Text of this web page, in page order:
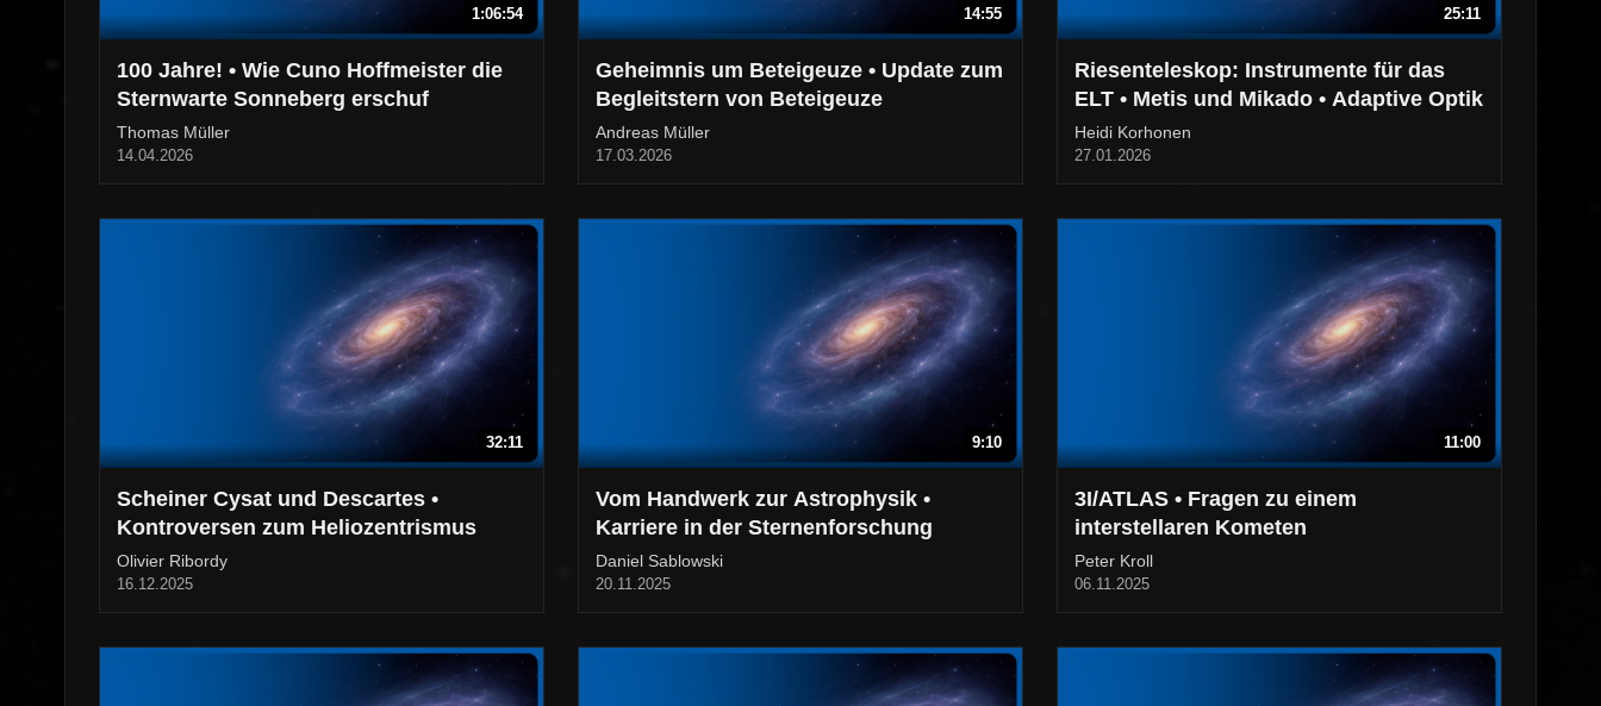
1:06:54
100 Jahre! • Wie Cuno Hoffmeister die
Sternwarte Sonneberg erschuf
Thomas Müller
14.04.2026
14:55
Geheimnis um Beteigeuze • Update zum
Begleitstern von Beteigeuze
Andreas Müller
17.03.2026
25:11
Riesenteleskop: Instrumente für das
ELT • Metis und Mikado • Adaptive Optik
Heidi Korhonen
27.01.2026
32:11
Scheiner Cysat und Descartes •
Kontroversen zum Heliozentrismus
Olivier Ribordy
16.12.2025
9:10
Vom Handwerk zur Astrophysik •
Karriere in der Sternenforschung
Daniel Sablowski
20.11.2025
11:00
3I/ATLAS • Fragen zu einem
interstellaren Kometen
Peter Kroll
06.11.2025